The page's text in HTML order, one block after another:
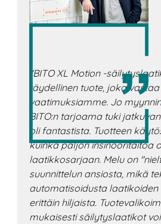
"BITO XL Motion -
täydellinen tuote, joka
vaatimuksiamme. Jo
BITO:n tarjoama tuki
oli fantastista. Tuotteen
kuinka paljon insinööritaitoa
laatikkosarjaan. Melu on
suunnittelun ansiosta, mikä
automatisoidusta
erittäin hiljaista.
mukaisesti säilytyslaatikot